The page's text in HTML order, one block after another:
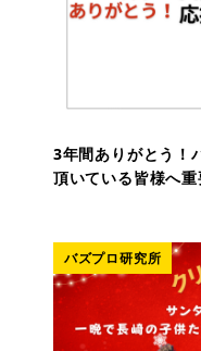
3年間ありがとう！
頂いている皆様へ重
バズプロ研究所